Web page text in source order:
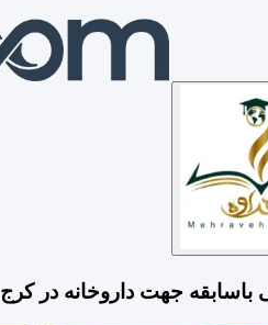
باسابقه جهت داروخانه در کرج